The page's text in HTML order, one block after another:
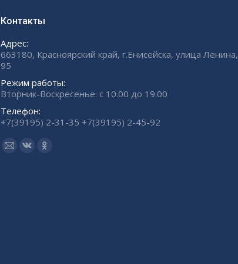
Контакты
Адрес:
663180, Красноярский край, г.Енисейска, улица Ленина,
95
Режим работы:
Вторник-Воскресенье: с 10.00 до 19.00
Телефон:
+7(39195) 2-31-35 +7(39195) 2-45-92
Ищите нас:
СтраницаСтраница
Страница